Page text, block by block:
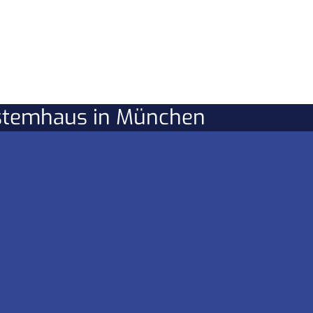
in München